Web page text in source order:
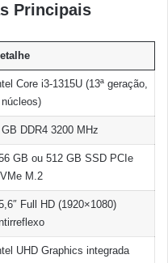
Principais
Core i3-1315U (13ª geração,
DDR4 3200 MHz
GB ou 512 GB SSD PCIe
M.2
Full HD (1920×1080)
UHD Graphics integrada